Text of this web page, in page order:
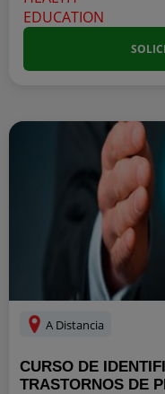
A Distancia
CURSO DE
TRASTORNOS DE